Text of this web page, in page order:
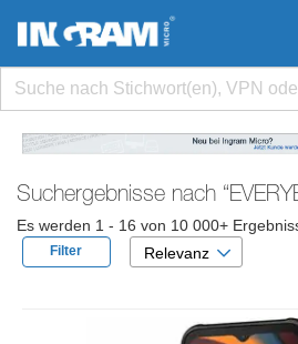
Suchergebnisse nach
Es werden 1 - 16 von 10 000+
Filter Relevanz